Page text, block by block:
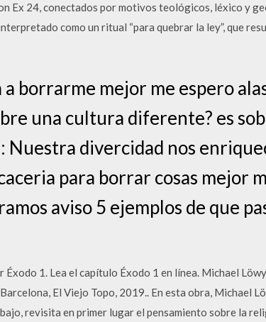
Ex 24, conectados por motivos teológicos, léxico y
como un ritual “para quebrar la ley”, que
a borrarme mejor me espero
una cultura diferente? es
Nuestra divercidad nos
para borrar cosas mejor
aviso 5 ejemplos de que
1. Lea el capítulo Éxodo 1 en línea. Michael
El Viejo Topo, 2019.. En esta obra, Michael
revisita en primer lugar el pensamiento sobre la